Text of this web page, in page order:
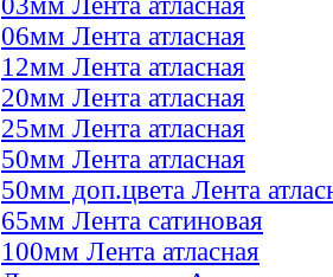
06мм Лента атласная
12мм Лента атласная
20мм Лента атласная
25мм Лента атласная
50мм Лента атласная
50мм доп.цвета Лента
65мм Лента сатиновая
100мм Лента атласная